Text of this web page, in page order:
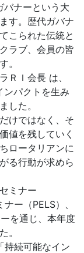
ナーという大
す。歴代ガバナ
こられた伝統と
ラブ、会員の皆
。
ＲＩ会長 は、
パクトを生み
した。
けではなく、そ
値を残していく
ロータリアンに
る行動が求めら
ミナー
ー（PELS）、
を通じ、本年度
。
持続可能なイン